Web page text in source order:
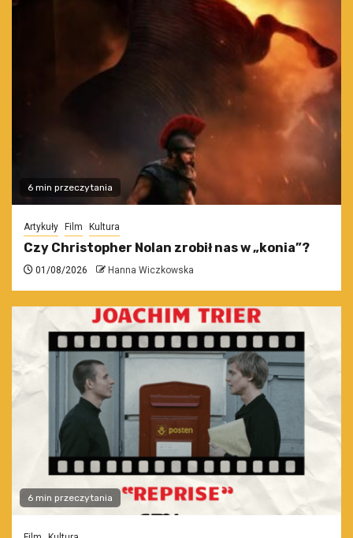
6 min przeczytania
Artykuły Film Kultura
Czy Christopher Nolan zrobił nas w „konia”?
01/08/2026 Hanna Wiczkowska
6 min przeczytania